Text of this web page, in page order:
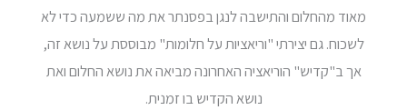
מאוד מהחלום והתישבה לנגן בפסנתר את מה ששמעה כדי לא
לשכוח. גם יצירתי "וריאציות על חלומות" מבוססת על נושא זה,
אך ב"קדיש" הוריאציה האחרונה מביאה את נושא החלום ואת
נושא הקדיש בו זמנית.